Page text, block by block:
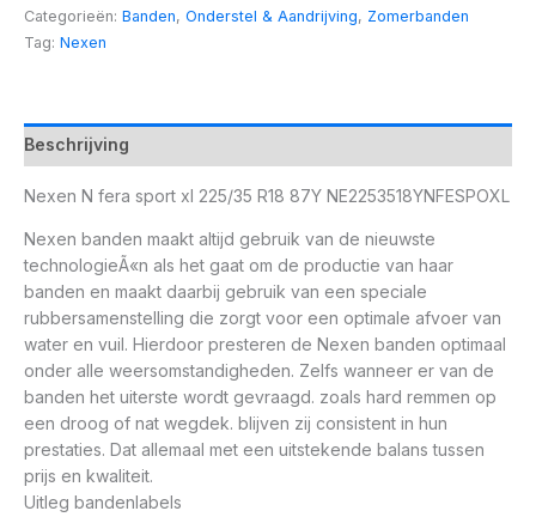
Categorieën: Banden, Onderstel & Aandrijving, Zomerbanden
Tag: Nexen
Beschrijving
Nexen N fera sport xl 225/35 R18 87Y NE2253518YNFESPOXL
Nexen banden maakt altijd gebruik van de nieuwste
technologieÃ«n als het gaat om de productie van haar
banden en maakt daarbij gebruik van een speciale
rubbersamenstelling die zorgt voor een optimale afvoer van
water en vuil. Hierdoor presteren de Nexen banden optimaal
onder alle weersomstandigheden. Zelfs wanneer er van de
banden het uiterste wordt gevraagd. zoals hard remmen op
een droog of nat wegdek. blijven zij consistent in hun
prestaties. Dat allemaal met een uitstekende balans tussen
prijs en kwaliteit.
Uitleg bandenlabels